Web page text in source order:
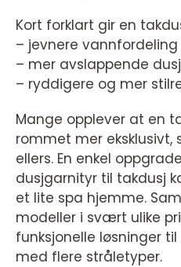
Kort forklart gir en
– jevnere vannfordeling
– mer avslappende
– ryddigere og mer
Mange opplever at en
rommet mer eksklusivt,
ellers. En enkel
dusjgarnityr til takdusj
et lite spa hjemme.
modeller i svært ulike
funksjonelle løsninger
med flere stråletyper.